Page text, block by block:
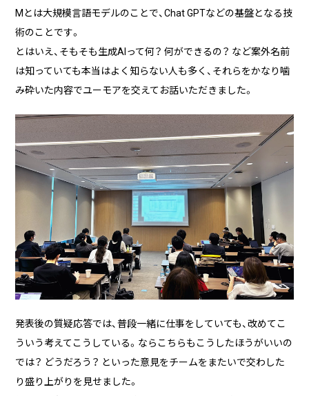
Mとは大規模言語モデルのことで、Chat GPTなどの基盤となる技
術のことです。
とはいえ、そもそも生成AIって何？ 何ができるの？ など案外名前
は知っていても本当はよく知らない人も多く、それらをかなり噛
み砕いた内容でユーモアを交えてお話いただきました。
発表後の質疑応答では、普段一緒に仕事をしていても、改めてこ
ういう考えてこうしている。ならこちらもこうしたほうがいいの
では？ どうだろう？ といった意見をチームをまたいで交わした
り盛り上がりを見せました。